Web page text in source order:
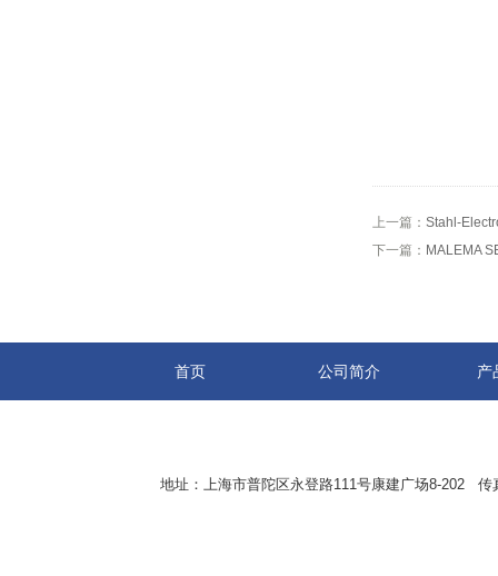
上一篇： Stahl-
下一篇： MALEMA
首页 公司简介 产
地址：上海市普陀区永登路111号康建广场8-202